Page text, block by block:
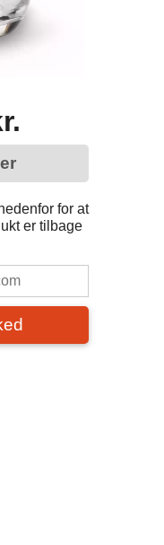
for at
er tilbage